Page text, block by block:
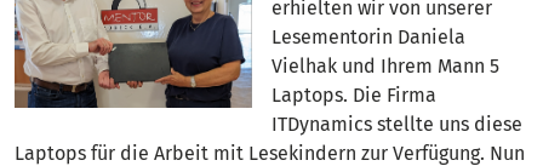
erhielten wir von unserer
Lesementorin Daniela
Vielhak und Ihrem Mann 5
Laptops. Die Firma
ITDynamics stellte uns diese
Laptops für die Arbeit mit Lesekindern zur Verfügung. Nun